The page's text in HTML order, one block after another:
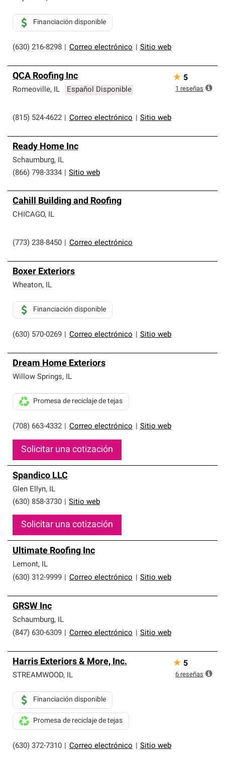
(630) 216-8298 Correo electrónico Sitio web
Financiación disponible
QCA Roofing Inc
Romeoville, IL Español Disponible
(815) 524-4622 Correo electrónico Sitio web
★ 5
1 reseñas
Ready Home Inc
Schaumburg, IL
(866) 798-3334
Sitio web
Cahill Building and Roofing
CHICAGO, IL
(773) 238-8450 Correo electrónico
Boxer Exteriors
Wheaton, IL
(630) 570-0269 Correo electrónico Sitio web
Financiación disponible
Dream Home Exteriors
Willow Springs, IL
(708) 663-4332 Correo electrónico Sitio web
Promesa de reciclaje de tejas
Solicitar una cotización
Spandico LLC
Glen Ellyn, IL
(630) 858-3730
Sitio web
Solicitar una cotización
Ultimate Roofing Inc
Lemont, IL
(630) 312-9999
Correo electrónico Sitio web
GRSW Inc
Schaumburg, IL
(847) 630-6309
Correo electrónico Sitio web
Harris Exteriors & More, Inc.
STREAMWOOD, IL
(630) 372-7310 Correo electrónico Sitio web
Financiación disponible
Promesa de reciclaje de tejas
★ 5
6 reseñas